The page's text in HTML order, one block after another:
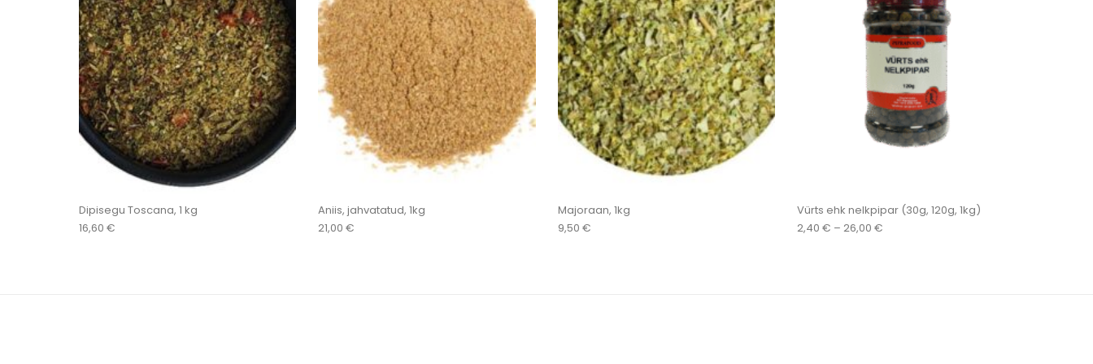
Dipisegu Toscana, 1 kg
16,60 €
Aniis, jahvatatud, 1kg
21,00 €
Majoraan, 1kg
9,50 €
Vürts ehk nelkpipar (30g, 120g, 1kg)
2,40 € – 26,00 €